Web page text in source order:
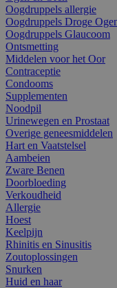
Oogdruppels allergie
Oogdruppels Droge
Oogdruppels Glaucoom
Ontsmetting
Middelen voor het Oor
Contraceptie
Condooms
Supplementen
Noodpil
Urinewegen en Prostaat
Overige geneesmiddelen
Hart en Vaatstelsel
Aambeien
Zware Benen
Doorbloeding
Verkoudheid
Allergie
Hoest
Keelpijn
Rhinitis en Sinusitis
Zoutoplossingen
Snurken
Huid en haar